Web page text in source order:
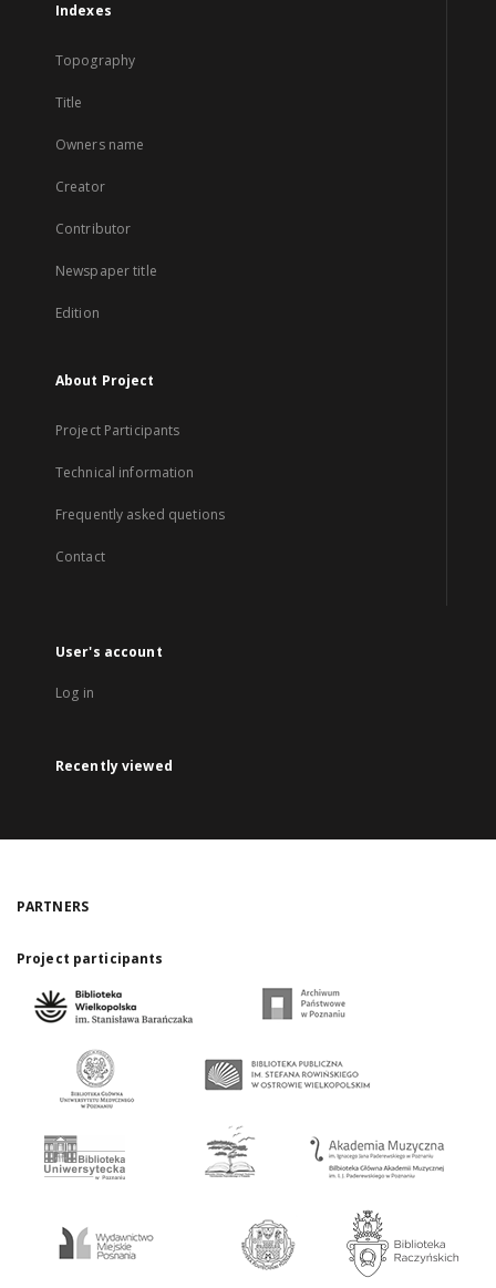
Indexes
Topography
Title
Owners name
Creator
Contributor
Newspaper title
Edition
About Project
Project Participants
Technical information
Frequently asked quetions
Contact
User's account
Log in
Recently viewed
PARTNERS
Project participants